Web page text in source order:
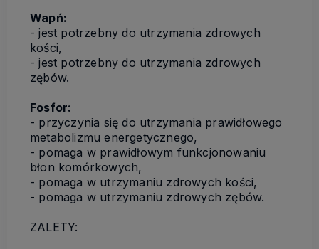
Wapń:
- jest potrzebny do utrzymania zdrowych
kości,
- jest potrzebny do utrzymania zdrowych
zębów.
Fosfor:
- przyczynia się do utrzymania prawidłowego
metabolizmu energetycznego,
- pomaga w prawidłowym funkcjonowaniu
błon komórkowych,
- pomaga w utrzymaniu zdrowych kości,
- pomaga w utrzymaniu zdrowych zębów.
ZALETY: